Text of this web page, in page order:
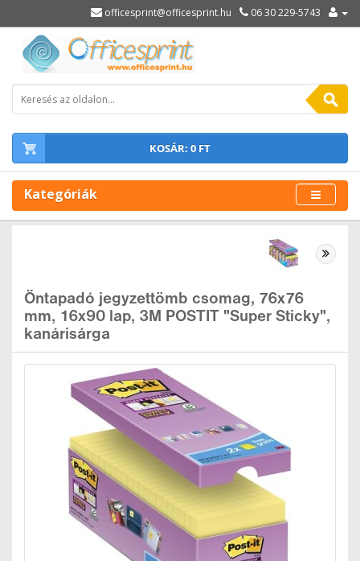
officesprint@officesprint.hu 06 30 229-5743
KOSÁR: 0 FT
Kategóriák
Öntapadó jegyzettömb csomag, 76x76
mm, 16x90 lap, 3M POSTIT "Super Sticky",
kanárisárga